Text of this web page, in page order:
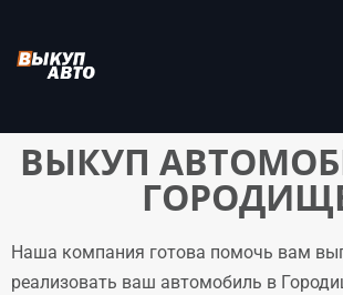
ВЫКУП
Наша компания готова помочь вам
реализовать ваш автомобиль в